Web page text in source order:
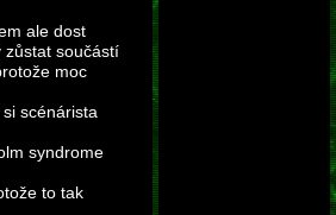
ale dost
zůstat součástí
moc
scénárista
syndrome
to tak